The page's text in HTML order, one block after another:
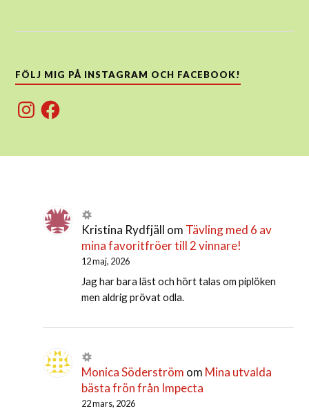
FÖLJ MIG PÅ INSTAGRAM OCH FACEBOOK!
InstagramFacebook
Kristina Rydfjäll om Tävling med 6 av
mina favoritfröer till 2 vinnare!
12 maj, 2026
Jag har bara läst och hört talas om piplöken
men aldrig prövat odla.
Monica Söderström om Mina utvalda
bästa frön från Impecta
22 mars, 2026